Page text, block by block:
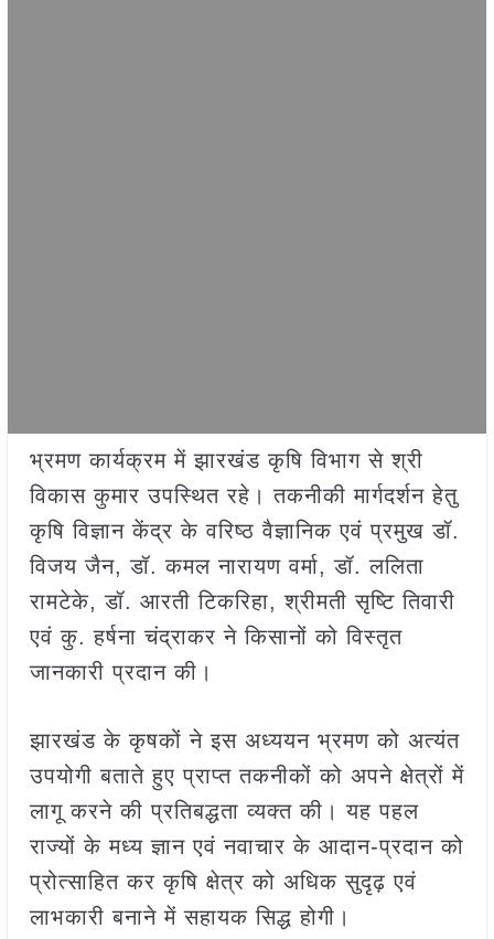
भ्रमण कार्यक्रम में झारखंड कृषि विभाग से श्री
विकास कुमार उपस्थित रहे। तकनीकी मार्गदर्शन हेतु
कृषि विज्ञान केंद्र के वरिष्ठ वैज्ञानिक एवं प्रमुख डॉ.
विजय जैन, डॉ. कमल नारायण वर्मा, डॉ. ललिता
रामटेके, डॉ. आरती टिकरिहा, श्रीमती सृष्टि तिवारी
एवं कु. हर्षना चंद्राकर ने किसानों को विस्तृत
जानकारी प्रदान की।
झारखंड के कृषकों ने इस अध्ययन भ्रमण को अत्यंत
उपयोगी बताते हुए प्राप्त तकनीकों को अपने क्षेत्रों में
लागू करने की प्रतिबद्धता व्यक्त की। यह पहल
राज्यों के मध्य ज्ञान एवं नवाचार के आदान-प्रदान को
प्रोत्साहित कर कृषि क्षेत्र को अधिक सुदृढ़ एवं
लाभकारी बनाने में सहायक सिद्ध होगी।